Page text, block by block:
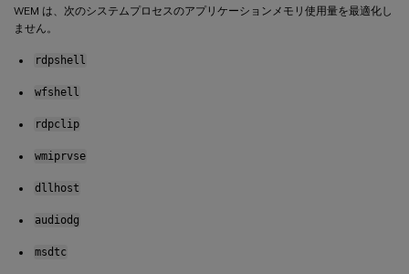
WEM は、次のシステムプロセスのアプリケーションメモリ使用量を最適化し
ません。
rdpshell
wfshell
rdpclip
wmiprvse
dllhost
audiodg
msdtc